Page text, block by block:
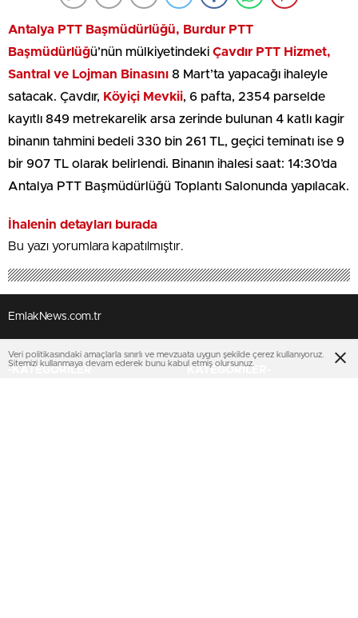
Antalya PTT Başmüdürlüğü, Burdur PTT
Başmüdürlüğü’nün mülkiyetindeki Çavdır PTT Hizmet,
Santral ve Lojman Binasını 8 Mart’ta yapacağı ihaleyle
satacak. Çavdır, Köyiçi Mevkii, 6 pafta, 2354 parselde
kayıtlı 849 metrekarelik arsa zerinde bulunan 4 katlı kagir
binanın tahmini bedeli 330 bin 261 TL, geçici teminatı ise 9
bir 907 TL olarak belirlendi. Binanın ihalesi saat: 14:30’da
Antalya PTT Başmüdürlüğü Toplantı Salonunda yapılacak.
İhalenin detayları burada
Bu yazı yorumlara kapatılmıştır.
EmlakNews.com.tr
-KATEGORİLER KATEGORİLER-
Veri politikasındaki amaçlarla sınırlı ve mevzuata uygun şekilde çerez kullanıyoruz.
Sitemizi kullanmaya devam ederek bunu kabul etmiş olursunuz.